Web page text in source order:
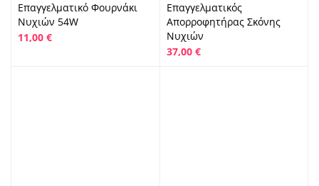
Επαγγελματικό Φουρνάκι
Νυχιών 54W
11,00 €
Επαγγελματικός
Απορροφητήρας Σκόνης
Νυχιών
37,00 €